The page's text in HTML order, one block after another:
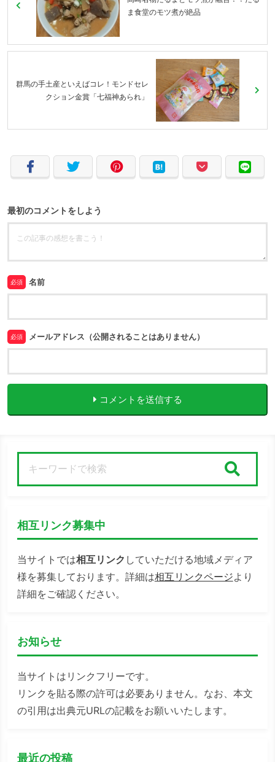
ま食堂のモツ煮が絶品
群馬の手土産といえばコレ！モンドセレ
クション金賞「七福神あられ」
最初のコメントをしよう
必須 名前
必須 メールアドレス（公開されることはありません）
コメントを送信する
相互リンク募集中
当サイトでは相互リンク していただける地域メディア
様を募集しております。詳細は相互リンクページより
詳細をご確認ください。
お知らせ
当サイトはリンクフリーです。
リンクを貼る際の許可は必要ありません。なお、本文
の引用は出典元URLの記載をお願いいたします。
最近の投稿